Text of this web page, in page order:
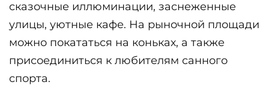
сказочные иллюминации, заснеженные
улицы, уютные кафе. На рыночной площади
можно покататься на коньках, а также
присоединиться к любителям санного
спорта.